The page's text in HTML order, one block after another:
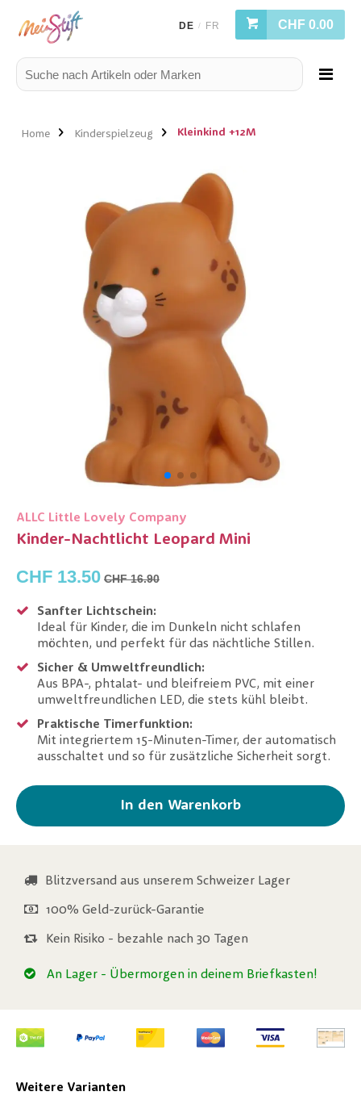
DE / FR CHF 0.00
Home Kinderspielzeug Kleinkind +12M
ALLC Little Lovely Company
Kinder-Nachtlicht Leopard Mini
CHF 13.50 CHF 16.90
Sanfter Lichtschein:
Ideal für Kinder, die im Dunkeln nicht schlafen
möchten, und perfekt für das nächtliche Stillen.
Sicher & Umweltfreundlich:
Aus BPA-, phtalat- und bleifreiem PVC, mit einer
umweltfreundlichen LED, die stets kühl bleibt.
Praktische Timerfunktion:
Mit integriertem 15-Minuten-Timer, der automatisch
ausschaltet und so für zusätzliche Sicherheit sorgt.
In den Warenkorb
Blitzversand aus unserem Schweizer Lager
100% Geld-zurück-Garantie
Kein Risiko - bezahle nach 30 Tagen
An Lager - Übermorgen in deinem Briefkasten!
Weitere Varianten